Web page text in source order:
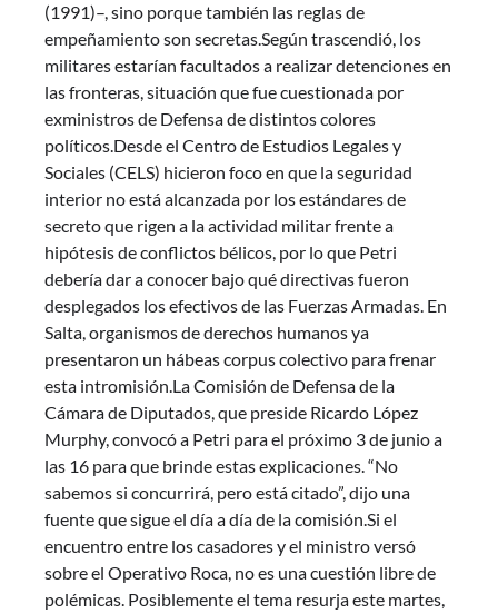
(1991)–, sino porque también las reglas de
empeñamiento son secretas.Según trascendió, los
militares estarían facultados a realizar detenciones en
las fronteras, situación que fue cuestionada por
exministros de Defensa de distintos colores
políticos.Desde el Centro de Estudios Legales y
Sociales (CELS) hicieron foco en que la seguridad
interior no está alcanzada por los estándares de
secreto que rigen a la actividad militar frente a
hipótesis de conflictos bélicos, por lo que Petri
debería dar a conocer bajo qué directivas fueron
desplegados los efectivos de las Fuerzas Armadas. En
Salta, organismos de derechos humanos ya
presentaron un hábeas corpus colectivo para frenar
esta intromisión.La Comisión de Defensa de la
Cámara de Diputados, que preside Ricardo López
Murphy, convocó a Petri para el próximo 3 de junio a
las 16 para que brinde estas explicaciones. “No
sabemos si concurrirá, pero está citado”, dijo una
fuente que sigue el día a día de la comisión.Si el
encuentro entre los casadores y el ministro versó
sobre el Operativo Roca, no es una cuestión libre de
polémicas. Posiblemente el tema resurja este martes,